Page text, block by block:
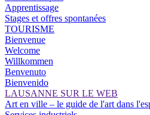
Apprentissage
Stages et offres spontanées
TOURISME
Bienvenue
Welcome
Willkommen
Benvenuto
Bienvenido
LAUSANNE SUR LE WEB
Art en ville – le guide de l'art dans